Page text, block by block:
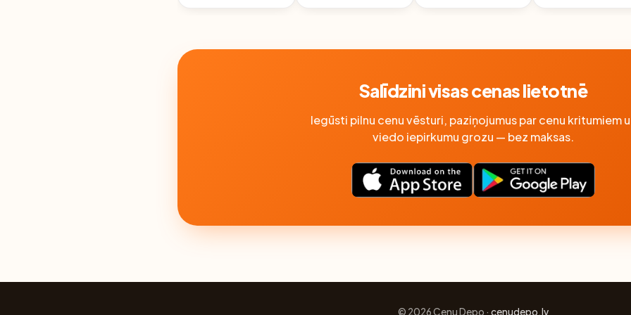
Salīdzini visas cenas lietotnē
Iegūsti pilnu cenu vēsturi, paziņojumus par cenu kritumiem
viedo iepirkumu grozu — bez maksas.
© 2026 Cenu Depo · cenudepo.lv